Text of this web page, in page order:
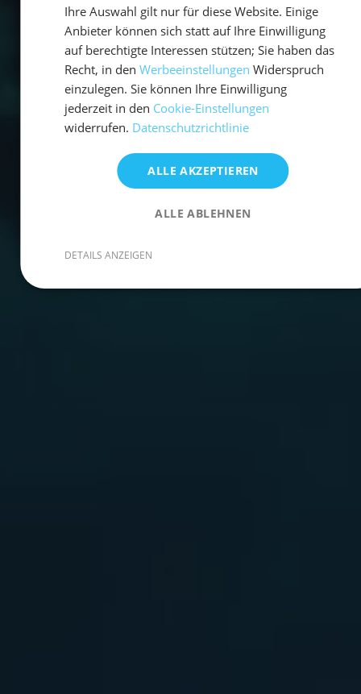
Ihre Auswahl gilt nur für diese Website. Einige
Anbieter können sich statt auf Ihre Einwilligung
auf berechtigte Interessen stützen; Sie haben das
Recht, in den Werbeeinstellungen Widerspruch
einzulegen. Sie können Ihre Einwilligung
jederzeit in den Cookie-Einstellungen
widerrufen. Datenschutzrichtlinie
ALLE AKZEPTIEREN
ALLE ABLEHNEN
DETAILS ANZEIGEN